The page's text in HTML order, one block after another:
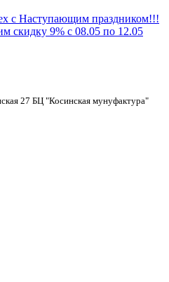
с Наступающим праздником!!!
скидку 9% с 08.05 по 12.05
27 БЦ "Косинская мунуфактура"